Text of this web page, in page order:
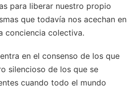
para liberar nuestro propio
que todavía nos acechan en
conciencia colectiva.
en el consenso de los que
silencioso de los que se
cuando todo el mundo